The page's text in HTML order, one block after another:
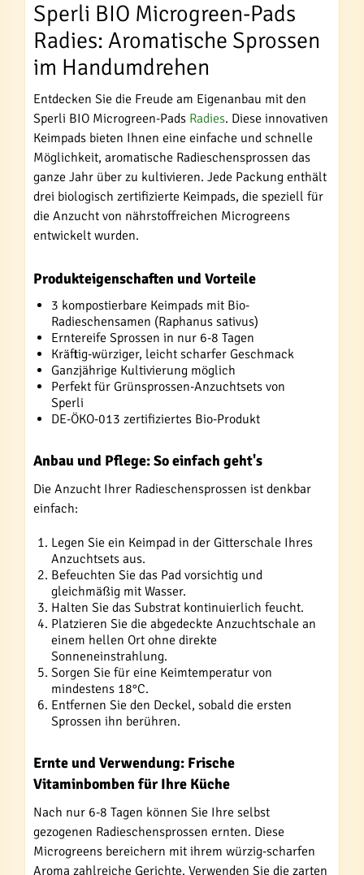
Sperli BIO Microgreen-Pads
Radies: Aromatische Sprossen
im Handumdrehen
Entdecken Sie die Freude am Eigenanbau mit den
Sperli BIO Microgreen-Pads Radies. Diese innovativen
Keimpads bieten Ihnen eine einfache und schnelle
Möglichkeit, aromatische Radieschensprossen das
ganze Jahr über zu kultivieren. Jede Packung enthält
drei biologisch zertifizierte Keimpads, die speziell für
die Anzucht von nährstoffreichen Microgreens
entwickelt wurden.
Produkteigenschaften und Vorteile
3 kompostierbare Keimpads mit Bio-
Radieschensamen (Raphanus sativus)
Erntereife Sprossen in nur 6-8 Tagen
Kräftig-würziger, leicht scharfer Geschmack
Ganzjährige Kultivierung möglich
Perfekt für Grünsprossen-Anzuchtsets von
Sperli
DE-ÖKO-013 zertifiziertes Bio-Produkt
Anbau und Pflege: So einfach geht's
Die Anzucht Ihrer Radieschensprossen ist denkbar
einfach:
Legen Sie ein Keimpad in der Gitterschale Ihres
Anzuchtsets aus.
Befeuchten Sie das Pad vorsichtig und
gleichmäßig mit Wasser.
Halten Sie das Substrat kontinuierlich feucht.
Platzieren Sie die abgedeckte Anzuchtschale an
einem hellen Ort ohne direkte
Sonneneinstrahlung.
Sorgen Sie für eine Keimtemperatur von
mindestens 18°C.
Entfernen Sie den Deckel, sobald die ersten
Sprossen ihn berühren.
Ernte und Verwendung: Frische
Vitaminbomben für Ihre Küche
Nach nur 6-8 Tagen können Sie Ihre selbst
gezogenen Radieschensprossen ernten. Diese
Microgreens bereichern mit ihrem würzig-scharfen
Aroma zahlreiche Gerichte. Verwenden Sie die zarten